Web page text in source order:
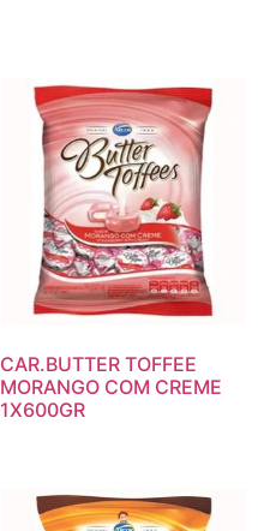
CAR.BUTTER TOFFEE
MORANGO COM CREME
1X600GR